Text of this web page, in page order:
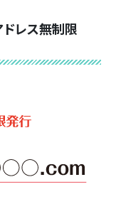
レス無制限